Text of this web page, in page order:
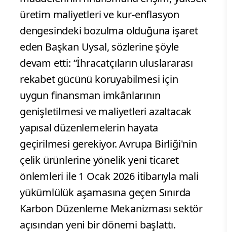
üretim maliyetleri ve kur-enflasyon
dengesindeki bozulma olduğuna işaret
eden Başkan Uysal, sözlerine şöyle
devam etti: “İhracatçıların uluslararası
rekabet gücünü koruyabilmesi için
uygun finansman imkânlarının
genişletilmesi ve maliyetleri azaltacak
yapısal düzenlemelerin hayata
geçirilmesi gerekiyor. Avrupa Birliği'nin
çelik ürünlerine yönelik yeni ticaret
önlemleri ile 1 Ocak 2026 itibarıyla mali
yükümlülük aşamasına geçen Sınırda
Karbon Düzenleme Mekanizması sektör
açısından yeni bir dönemi başlattı.